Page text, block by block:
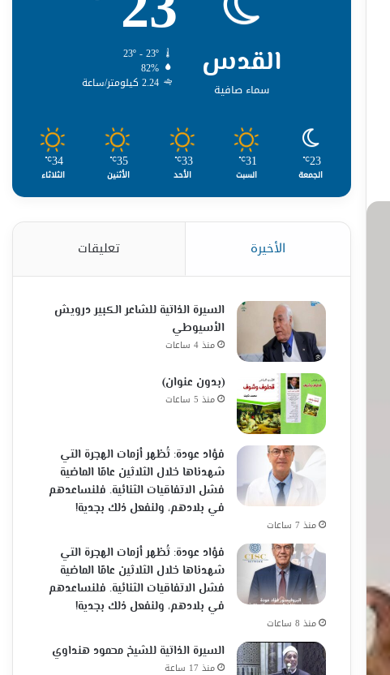
القدس
سماء صافية
23º - 23º
82%
2.24 كيلومتر/ساعة
23
℃
الجمعة
31
℃
السبت
33
℃
الأحد
35
℃
الأثنين
34
℃
الثلاثاء
الأخيرة تعليقات
السيرة الذاتية للشاعر الكبير درويش
الأسيوطي
منذ 4 ساعات
(بدون عنوان)
منذ 5 ساعات
فؤاد عودة: تُظهر أزمات الهجرة التي
شهدناها خلال الثلاثين عامًا الماضية
فشل الاتفاقيات الثنائية. فلنساعدهم
في بلادهم، ولنفعل ذلك بجدية!
منذ 7 ساعات
فؤاد عودة: تُظهر أزمات الهجرة التي
شهدناها خلال الثلاثين عامًا الماضية
فشل الاتفاقيات الثنائية. فلنساعدهم
في بلادهم، ولنفعل ذلك بجدية!
منذ 8 ساعات
السيرة الذاتية للشيخ محمود هنداوي
منذ 17 ساعة